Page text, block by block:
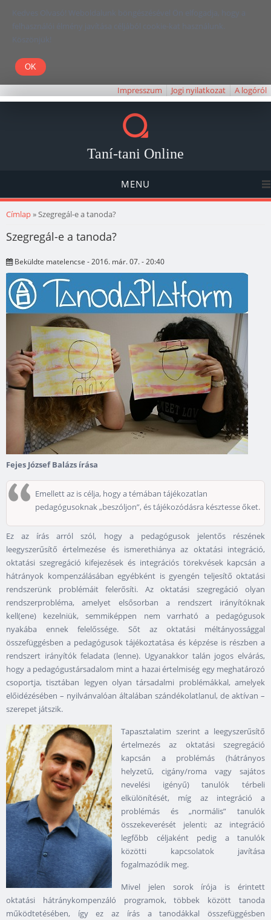
Kedves Olvasó! Weboldalunk böngészésével Ön elfogadja, hogy a
felhasználói élmény javítása céljából cookie-kat használunk.
Köszönjük!
Impresszum Jogi nyilatkozat A logóról
Taní-tani Online
MENU
Jelenlegi hely
Címlap» Szegregál-e a tanoda?
Szegregál-e a tanoda?
Beküldte matelencse - 2016. már. 07. - 20:40
Fejes József Balázs írása
Emellett az is célja, hogy a témában tájékozatlan
pedagógusoknak „beszóljon”, és tájékozódásra késztesse őket.
Ez az írás arról szól, hogy a pedagógusok jelentős részének
leegyszerűsítő értelmezése és ismerethiánya az oktatási integráció,
oktatási szegregáció kifejezések és integrációs törekvések kapcsán a
hátrányok kompenzálásában egyébként is gyengén teljesítő oktatási
rendszerünk problémáit felerősíti. Az oktatási szegregáció olyan
rendszerprobléma, amelyet elsősorban a rendszert irányítóknak
kell(ene) kezelniük, semmiképpen nem varrható a pedagógusok
nyakába ennek felelőssége. Sőt az oktatási méltányossággal
összefüggésben a pedagógusok tájékoztatása és képzése is részben a
rendszert irányítók feladata (lenne). Ugyanakkor talán jogos elvárás,
hogy a pedagógustársadalom mint a hazai értelmiség egy meghatározó
csoportja, tisztában legyen olyan társadalmi problémákkal, amelyek
előidézésében – nyilvánvalóan általában szándékolatlanul, de aktívan –
szerepet játszik.
Tapasztalatim szerint a leegyszerűsítő
értelmezés az oktatási szegregáció
kapcsán a problémás (hátrányos
helyzetű, cigány/roma vagy sajátos
nevelési igényű) tanulók térbeli
elkülönítését, míg az integráció a
problémás és „normális” tanulók
összekeverését jelenti; az integráció
legfőbb céljaként pedig a tanulók
közötti kapcsolatok javítása
fogalmazódik meg.
Mivel jelen sorok írója is érintett
oktatási hátránykompenzáló programok, többek között tanoda
működtetésében, így ez az írás a tanodákkal összefüggésben